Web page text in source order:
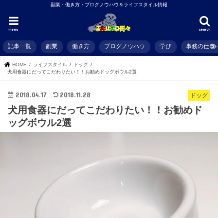
副業・働き方・ブログノウハウ＆ライフスタイル情報
search
menu
記事一覧 副業 働き方 ブログノウハウ 学び 事務の仕事
HOME ライフスタイル
ドッグ
犬用食器にだってこだわりたい！！お勧めドッグボウル2選
ドッグ
2018.04.17 2018.11.28
犬用食器にだってこだわりたい！！お勧めド
ッグボウル2選